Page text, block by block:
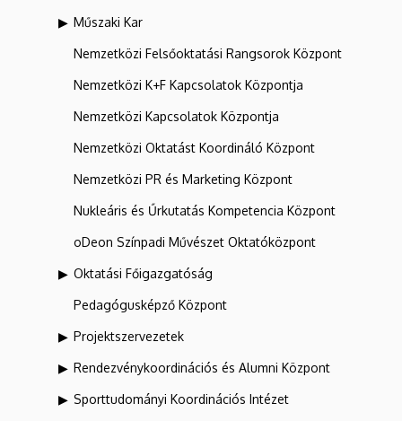
Műszaki Kar
Nemzetközi Felsőoktatási Rangsorok Központ
Nemzetközi K+F Kapcsolatok Központja
Nemzetközi Kapcsolatok Központja
Nemzetközi Oktatást Koordináló Központ
Nemzetközi PR és Marketing Központ
Nukleáris és Űrkutatás Kompetencia Központ
oDeon Színpadi Művészet Oktatóközpont
Oktatási Főigazgatóság
Pedagógusképző Központ
Projektszervezetek
Rendezvénykoordinációs és Alumni Központ
Sporttudományi Koordinációs Intézet